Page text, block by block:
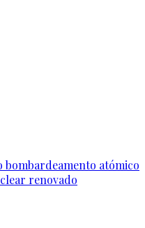
bombardeamento atómico
renovado